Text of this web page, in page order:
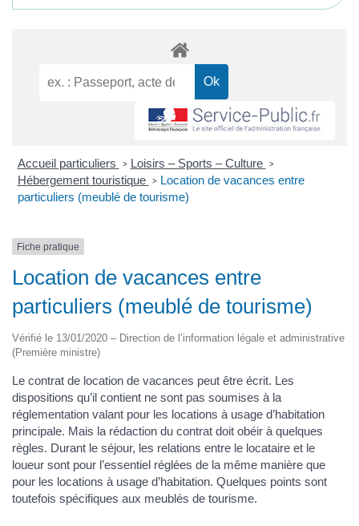
Accueil particuliers > Loisirs – Sports – Culture >
Hébergement touristique > Location de vacances entre
particuliers (meublé de tourisme)
Fiche pratique
Location de vacances entre
particuliers (meublé de tourisme)
Vérifié le 13/01/2020 – Direction de l’information légale et administrative
(Première ministre)
Le contrat de location de vacances peut être écrit. Les
dispositions qu’il contient ne sont pas soumises à la
réglementation valant pour les locations à usage d’habitation
principale. Mais la rédaction du contrat doit obéir à quelques
règles. Durant le séjour, les relations entre le locataire et le
loueur sont pour l’essentiel réglées de la même manière que
pour les locations à usage d’habitation. Quelques points sont
toutefois spécifiques aux meublés de tourisme.